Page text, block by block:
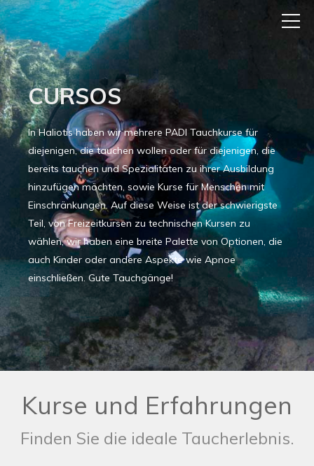
CURSOS
In Haliotis haben wir mehrere PADI Tauchkurse für
diejenigen, die tauchen wollen oder für diejenigen, die
bereits tauchen und Spezialitäten zu ihrer Ausbildung
hinzufügen möchten, sowie Kurse für Menschen mit
Einschränkungen. Auf diese Weise ist der schwierigste
Teil, von Freizeitkursen zu technischen Kursen zu
wählen, wir haben eine breite Palette von Optionen, die
auch Kinder oder andere Aspekte wie Apnoe
einschließen. Gute Tauchgänge!
Kurse und Erfahrungen
Finden Sie die ideale Taucherlebnis.